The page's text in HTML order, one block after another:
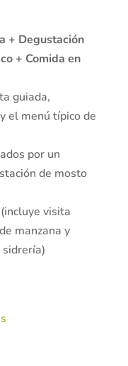
+ Degustación
+ Comida en
guiada,
el menú típico de
por un
de mosto
visita
manzana y